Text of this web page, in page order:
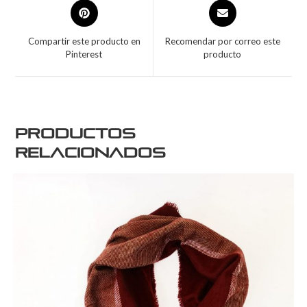
Compartir este producto en
Pinterest
Recomendar por correo este
producto
Productos
relacionados